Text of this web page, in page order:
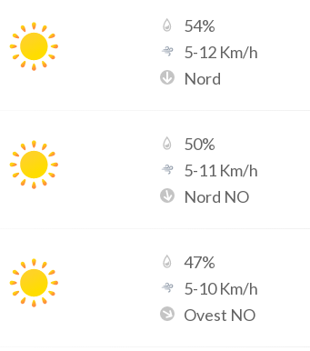
54%
5-12 Km/h
Nord
50%
5-11 Km/h
Nord NO
47%
5-10Km/h
Ovest NO